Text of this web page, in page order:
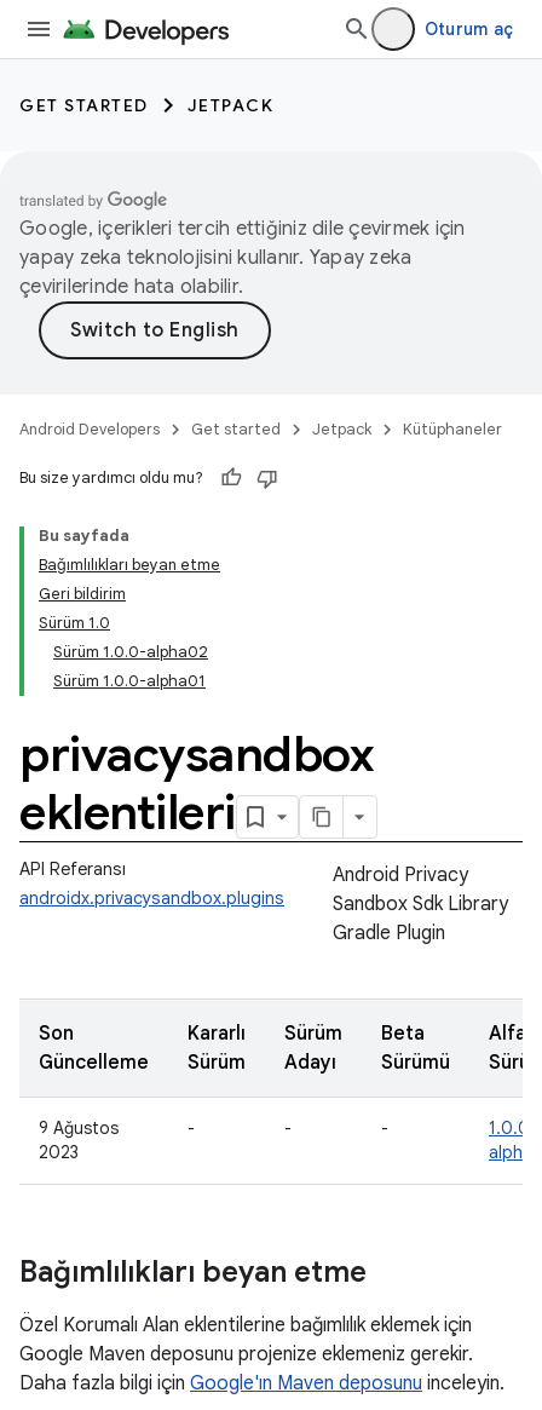
Oturum aç
GET STARTED JETPACK
Google, içerikleri tercih ettiğiniz dile çevirmek için
yapay zeka teknolojisini kullanır. Yapay zeka
çevirilerinde hata olabilir.
Android Developers Get started Jetpack Kütüphaneler
Bu size yardımcı oldu mu?
Bu sayfada
Bağımlılıkları beyan etme
Geri bildirim
Sürüm 1.0
Sürüm 1.0.0-alpha02
Sürüm 1.0.0-alpha01
privacysandbox
eklentileri
API Referansı
androidx.privacysandbox.plugins
Android Privacy
Sandbox Sdk Library
Gradle Plugin
Son
Güncelleme
Kararlı
Sürüm
Sürüm
Adayı
Beta
Sürümü
Alfa
9 Ağustos
2023
- - -
1.0.0-
Bağımlılıkları beyan etme
Özel Korumalı Alan eklentilerine bağımlılık eklemek için
Google Maven deposunu projenize eklemeniz gerekir.
Daha fazla bilgi için Google'ın Maven deposunu inceleyin.